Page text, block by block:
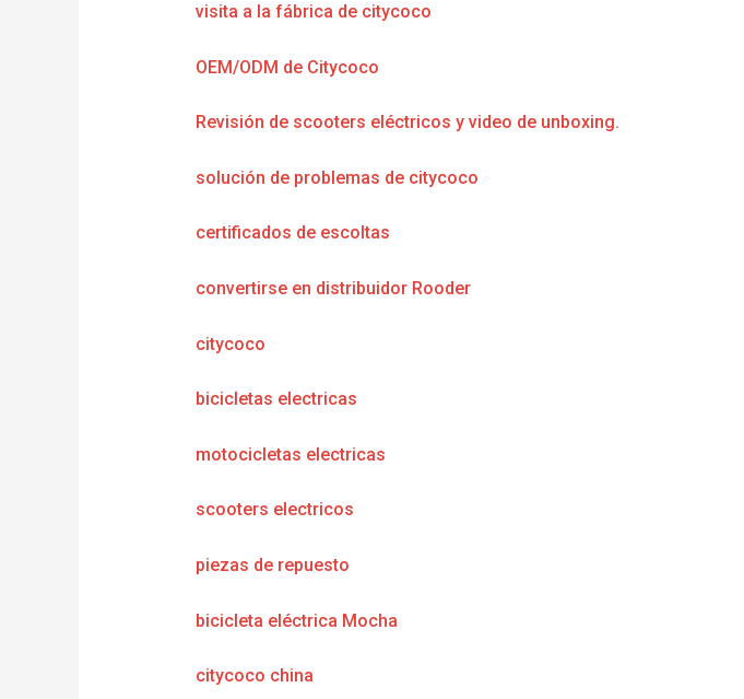
visita a la fábrica de citycoco
OEM/ODM de Citycoco
Revisión de scooters eléctricos y video de unboxing.
solución de problemas de citycoco
certificados de escoltas
convertirse en distribuidor Rooder
citycoco
bicicletas electricas
motocicletas electricas
scooters electricos
piezas de repuesto
bicicleta eléctrica Mocha
citycoco china